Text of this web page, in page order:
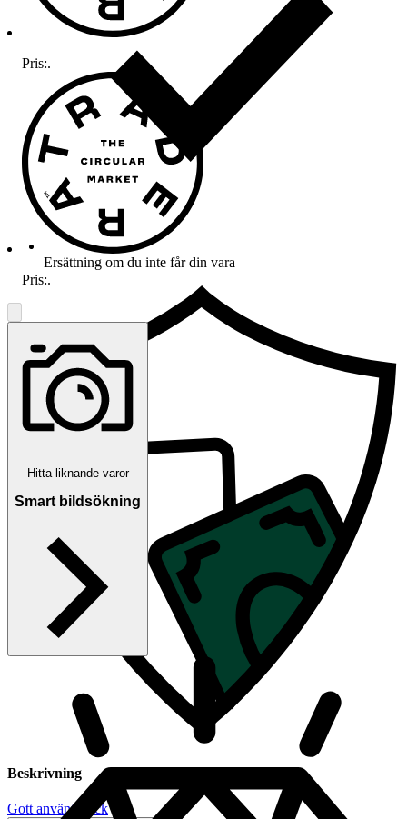
Ersättning om du inte får din vara
Beskrivning
Gott använt skick
Pris:.
Pris:.
Hitta liknande varor
Smart bildsökning